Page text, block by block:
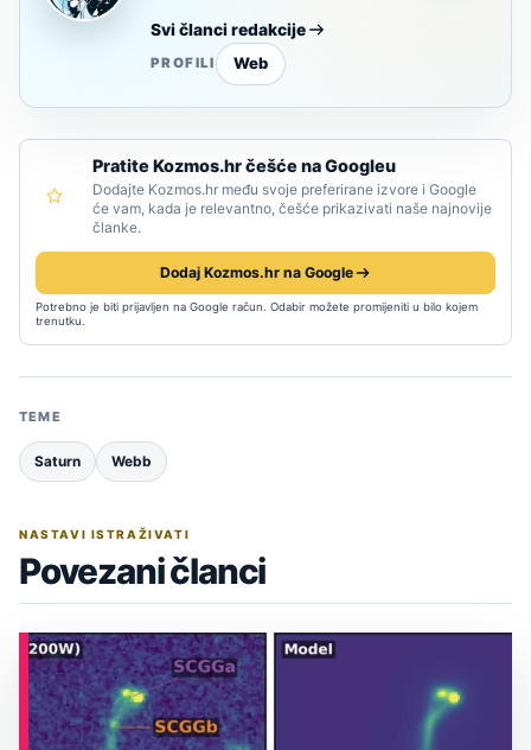
Svi članci redakcije
PROFILI Web
Pratite Kozmos.hr češće na Googleu
Dodajte Kozmos.hr među svoje preferirane izvore i Google
će vam, kada je relevantno, češće prikazivati naše najnovije
članke.
Dodaj Kozmos.hr na Google
Potrebno je biti prijavljen na Google račun. Odabir možete promijeniti u bilo kojem
trenutku.
TEME
Saturn Webb
NASTAVI ISTRAŽIVATI
Povezani članci